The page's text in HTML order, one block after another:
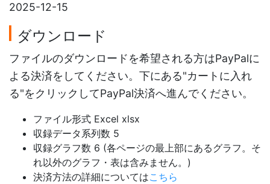
2025-12-15
ダウンロード
ファイルのダウンロードを希望される方はPayPalに
よる決済をしてください。下にある"カートに入れ
る"をクリックしてPayPal決済へ進んでください。
ファイル形式 Excel xlsx
収録データ系列数 5
収録グラフ数 6 (各ページの最上部にあるグラフ。そ
れ以外のグラフ・表は含みません。)
決済方法の詳細についてはこちら